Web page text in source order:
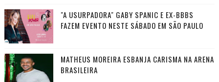
"A USURPADORA" GABY SPANIC E EX-BBBS
FAZEM EVENTO NESTE SÁBADO EM SÃO PAULO
MATHEUS MOREIRA ESBANJA CARISMA NA ARENA
BRASILEIRA